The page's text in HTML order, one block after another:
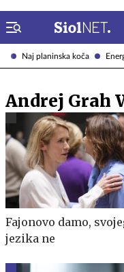
Naj planinska koča
Andrej Grah
Fajonovo damo,
jezika ne